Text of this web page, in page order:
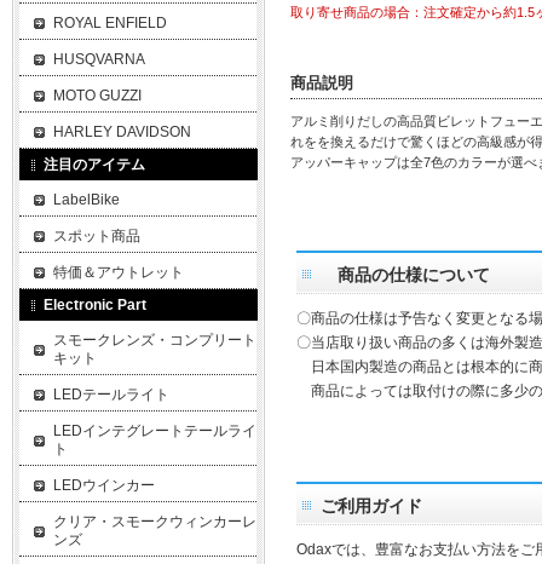
取り寄せ商品の場合：注文確定から約1.5
商品説明
アルミ削りだしの高品質ビレットフュー
れをを換えるだけで驚くほどの高級感が
アッパーキャップは全7色のカラーが選べ
商品の仕様について
〇商品の仕様は予告なく変更となる
〇当店取り扱い商品の多くは海外製
日本国内製造の商品とは根本的に
商品によっては取付けの際に多少
ご利用ガイド
Odaxでは、豊富なお支払い方法を
ROYAL ENFIELD
HUSQVARNA
MOTO GUZZI
HARLEY DAVIDSON
注目のアイテム
LabelBike
スポット商品
特価＆アウトレット
Electronic Part
スモークレンズ・コンプリート
キット
LEDテールライト
LEDインテグレートテールライ
ト
LEDウインカー
クリア・スモークウィンカーレ
ンズ